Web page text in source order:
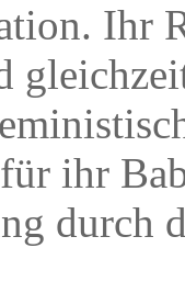
Ihr
ihr
durch